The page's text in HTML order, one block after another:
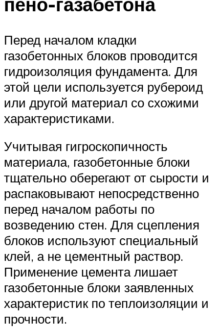
Перед началом кладки
газобетонных блоков проводится
гидроизоляция фундамента. Для
этой цели используется рубероид
или другой материал со схожими
характеристиками.
Учитывая гигроскопичность
материала, газобетонные блоки
тщательно оберегают от сырости и
распаковывают непосредственно
перед началом работы по
возведению стен. Для сцепления
блоков используют специальный
клей, а не цементный раствор.
Применение цемента лишает
газобетонные блоки заявленных
характеристик по теплоизоляции и
прочности.